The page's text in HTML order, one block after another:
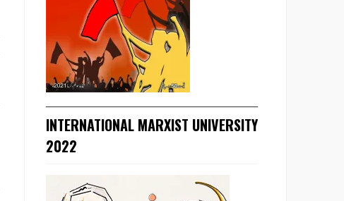
INTERNATIONAL MARXIST UNIVERSITY
2022